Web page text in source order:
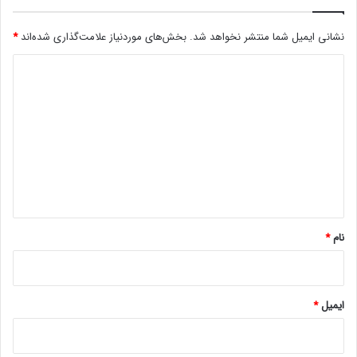
ن
م
ش
د
نشانی ایمیل شما منتشر نخواهد شد. بخش‌های موردنیاز علامت‌گذاری شده‌اند*
نام*
ایمیل*